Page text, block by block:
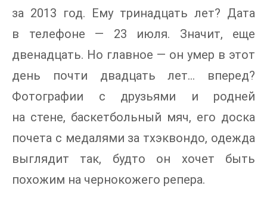
за 2013 год. Ему тринадцать лет? Дата
в телефоне — 23 июля. Значит, еще
двенадцать. Но главное — он умер в этот
день почти двадцать лет… вперед?
Фотографии с друзьями и родней
на стене, баскетбольный мяч, его доска
почета с медалями за тхэквондо, одежда
выглядит так, будто он хочет быть
похожим на чернокожего репера.